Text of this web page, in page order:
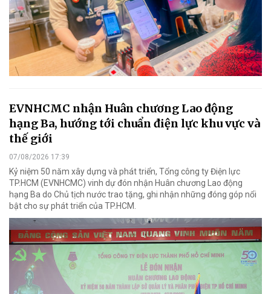
EVNHCMC nhận Huân chương Lao động
hạng Ba, hướng tới chuẩn điện lực khu vực và
thế giới
07/08/2026 17:39
Kỷ niệm 50 năm xây dựng và phát triển, Tổng công ty Điện lực
TP.HCM (EVNHCMC) vinh dự đón nhận Huân chương Lao động
hạng Ba do Chủ tịch nước trao tặng, ghi nhận những đóng góp nổi
bật cho sự phát triển của TP.HCM.